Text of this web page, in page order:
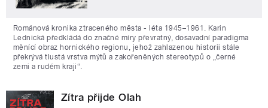
Románová kronika ztraceného města - léta 1945–1961. Karin
Lednická předkládá do značné míry převratný, dosavadní paradigma
měnící obraz hornického regionu, jehož zahlazenou historii stále
překrývá tlustá vrstva mýtů a zakořeněných stereotypů o „černé
zemi a rudém kraji“.
Zítra přijde Olah